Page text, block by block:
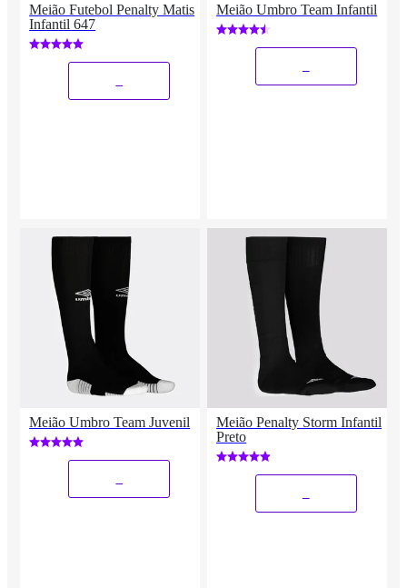
Meião Futebol Penalty Matis
Infantil 647
Meião Umbro Team Infantil
Meião Umbro Team Juvenil
Meião Penalty Storm Infantil
Preto